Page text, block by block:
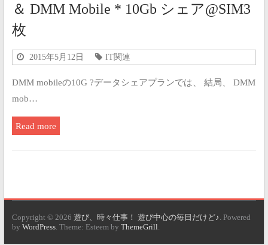
＆ DMM Mobile * 10Gb シェア@SIM3
枚
2015年5月12日 IT関連
DMM mobileの10G ?データシェアプランでは、 結局、 DMM
mob…
Read more
Copyright © 2026 遊び、時々仕事！ 遊び中心の毎日だけど♪ . Powered
by WordPress. Theme: Esteem by ThemeGrill